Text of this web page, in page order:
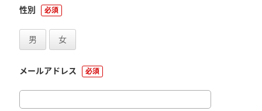
性別 必須
男 女
メールアドレス 必須